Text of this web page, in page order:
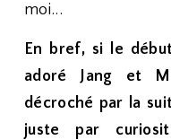
moi...
En bref, si le
adoré Jang et
décroché par la
juste par